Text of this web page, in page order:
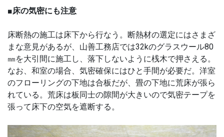
■床の気密にも注意
床断熱の施工は床下から行なう。断熱材の選定にはさまざ
まな意見があるが、山善工務店では32kのグラスウール80
㎜を大引間に施工し、落下しないように桟木で押さえる。
なお、和室の場合、気密確保にはひと手間が必要だ。洋室
のフローリングの下地は合板だが、畳の下地に荒床が張ら
れている。荒床は板同士の隙間が大きいので気密テープを
張って床下の空気を遮断する。